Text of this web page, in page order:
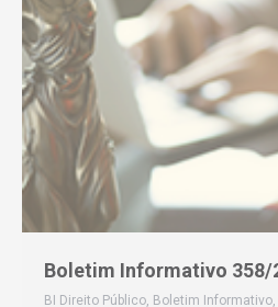
Boletim Informativo 358/
BI Direito Público, Boletim Informativo,